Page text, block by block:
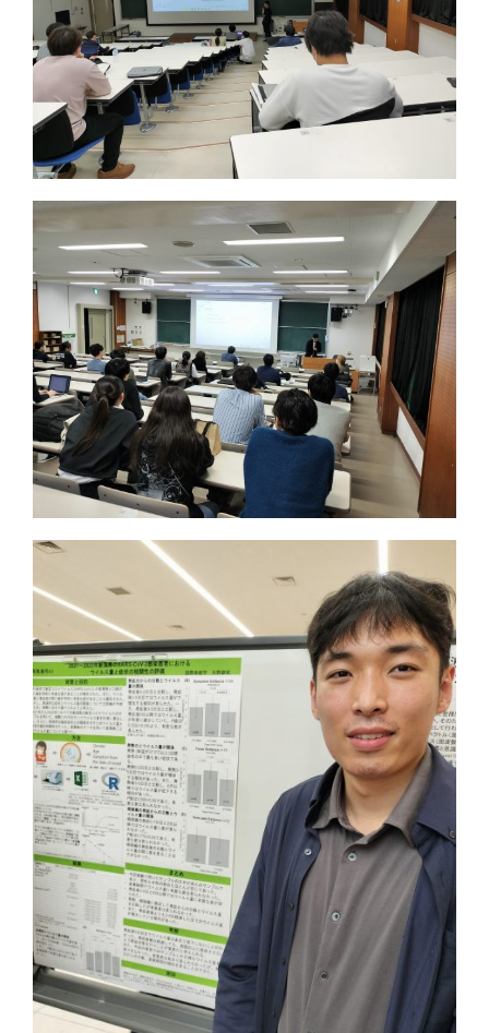
講演・学会発表等｜Presentations & Lectures
書籍｜Book
ミャンマー｜Myanmar
マレーシア｜Malaysia
ロシア｜Russia｜中国｜China
その他｜Other
募集要項｜Requirements
過去の卒業生紹介｜Graduate